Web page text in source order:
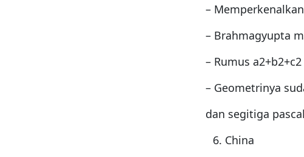
–
– Brahmagyupta
– Rumus
– Geometrinya
dan segitiga pascal
China